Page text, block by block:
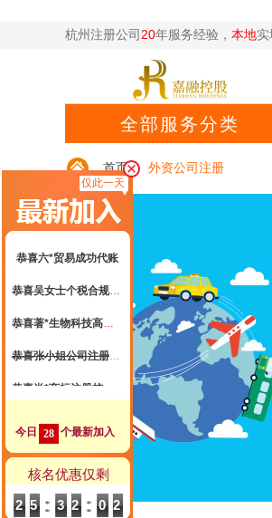
杭州注册公司 20年服务经验， 本地实
全部服务分类
仅此一天
恭喜闻*餐饮注销成功
恭喜杭州*贸易签约公司注册
恭喜郑总公司注册成功
恭喜惠*咨询公司注销成功
恭喜杭州**科技核名成功
今日 28 个最新加入
核名优惠仅剩
25
32 02
首页 > 外资公司注册